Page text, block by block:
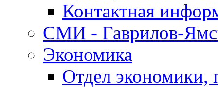
Контактная
СМИ - Гаврилов-
Экономика
Отдел экономики,